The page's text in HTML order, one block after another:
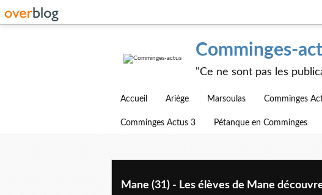
Comminges-
"Ce ne sont pas les
Accueil Ariège Marsoulas Comminges
Comminges Actus 3 Pétanque en Comminges
Mane (31) - Les élèves de Mane